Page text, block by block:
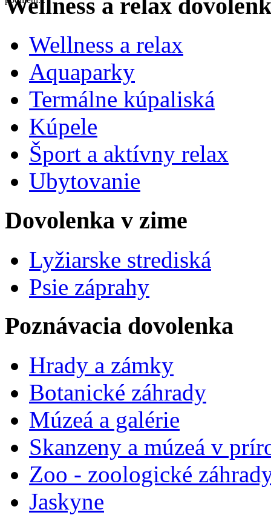
Wellness a relax
Wellness a relax
Aquaparky
Termálne kúpaliská
Kúpele
Šport a aktívny relax
Ubytovanie
Dovolenka v zime
Lyžiarske strediská
Psie záprahy
Poznávacia dovolenka
Hrady a zámky
Botanické záhrady
Múzeá a galérie
Skanzeny a múzeá v
Zoo - zoologické
Jaskyne